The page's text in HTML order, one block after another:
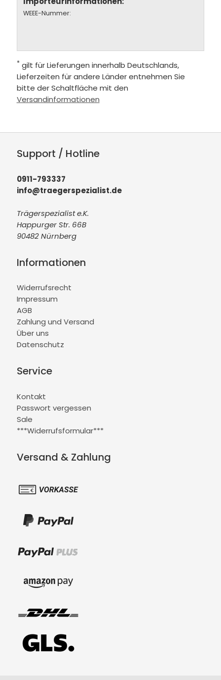
WEEE-Nummer:
* gilt für Lieferungen innerhalb Deutschlands,
Lieferzeiten für andere Länder entnehmen Sie
bitte der Schaltfläche mit den
Versandinformationen
Support / Hotline
0911-793337
info@traegerspezialist.de
Trägerspezialist e.K.
Happurger Str. 66B
90482 Nürnberg
Informationen
Widerrufsrecht
Impressum
AGB
Zahlung und Versand
Über uns
Datenschutz
Service
Kontakt
Passwort vergessen
Sale
***Widerrufsformular***
Versand & Zahlung